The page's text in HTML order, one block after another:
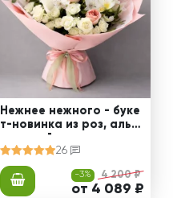
Нежнее нежного - буке
т-новинка из роз, альст
ромерий и калл
26
-3% 4 200 ₽
от 4 089 ₽